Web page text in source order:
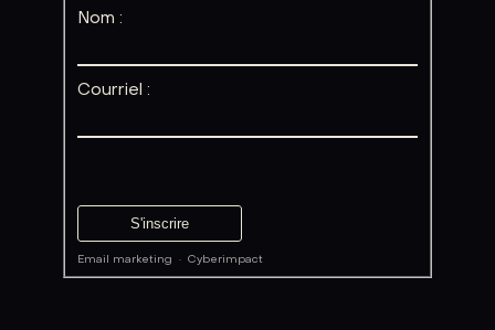
Nom :
Courriel :
Email marketing ·Cyberimpact